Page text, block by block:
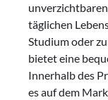
täglichen
Studium oder
bietet eine
Innerhalb des
es auf dem